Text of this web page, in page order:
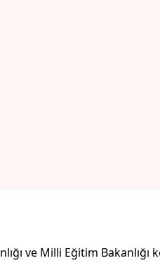
ve Milli Eğitim Bakanlığı